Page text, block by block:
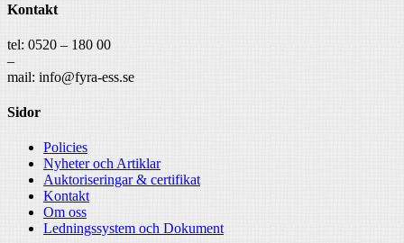
Kontakt
tel: 0520 – 180 00
–
mail: info@fyra-ess.se
Sidor
Policies
Nyheter och Artiklar
Auktoriseringar & certifikat
Kontakt
Om oss
Ledningssystem och Dokument